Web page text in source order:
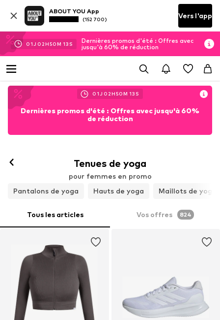
ABOUT YOU App
(152 700) Vers l'app
01J 02H50M 11 S
Dernières promos d'été : Offres avec
jusqu'à 60% de réduction
01J 02H50M 11 S
Dernières promos d'été : Offres avec jusqu'à 60%
de réduction
Tenues de yoga
pour femmes en promo
Pantalons de yoga
Hauts de yoga Maillots de yoga
Tous les articles Vos offres 824